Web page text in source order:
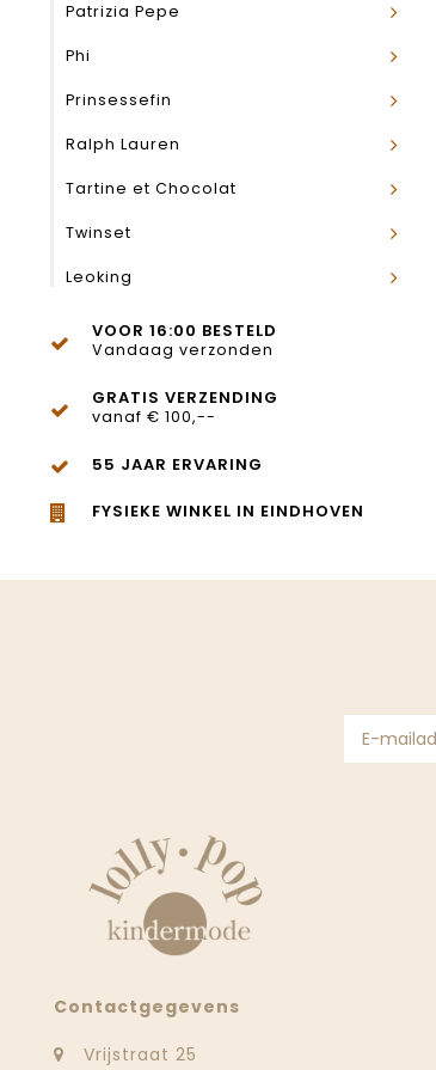
Patrizia Pepe
Phi
Prinsessefin
Ralph Lauren
Tartine et Chocolat
Twinset
Leoking
VOOR 16:00 BESTELD
Vandaag verzonden
GRATIS VERZENDING
vanaf € 100,--
55 JAAR ERVARING
FYSIEKE WINKEL IN EINDHOVEN
Contactgegevens
Vrijstraat 25